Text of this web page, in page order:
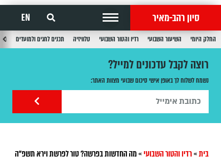
סיון רהב-מאיר EN
החלק היומי השיעור השבועי רדיו והטור השבועי טלוויזיה תכנים לחגים ולמועדים
רוצה לקבל עדכונים למייל?
נשמח לשלוח לך באופן אישי סיכום שבועי מצוות האתר:
בית»רדיו והטור השבועי»מה החדשות בפרשה? טור לפרשת וירא תשפ"ה